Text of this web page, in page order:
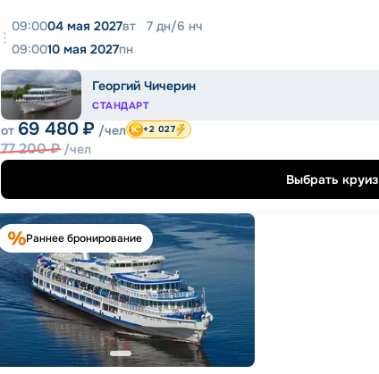
09:0004 мая 2027вт 7 дн/6 нч
09:0010 мая 2027пн
Георгий Чичерин
СТАНДАРТ
от 69 480 ₽ /чел
77 200₽ /чел
+2 027
Выбрать круиз
Раннее бронирование